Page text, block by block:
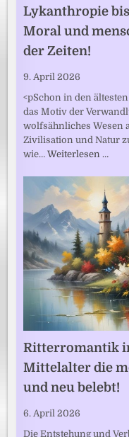
Lykanthropie
Moral und
der Zeiten!
9. April 2026
<pSchon in den
das Motiv der
wolfsähnliches Wesen
Zivilisation und Natur
wie…Weiterlesen …
Ritterromantik
Mittelalter die
und neu belebt!
6. April 2026
Die Entstehung und